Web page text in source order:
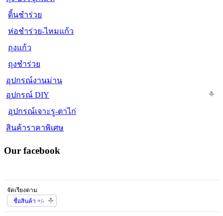
ดิ้นชำร่วย
ห่อชำร่วย-ไหมแก้ว
ถุงแก้ว
ถุงชำร่วย
อุปกรณ์งานม่าน
อุปกรณ์ DIY
อุปกรณ์เจาะรู-ตาไก่
สินค้าราคาพิเศษ
Our facebook
จัดเรียงตาม
ชื่อสินค้า +/-